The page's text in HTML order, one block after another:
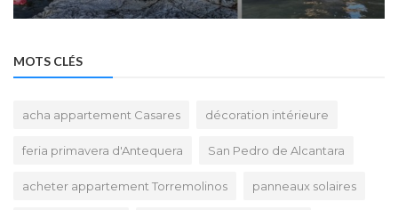
MOTS CLÉS
acha appartement Casares décoration intérieure
feria primavera d'Antequera San Pedro de Alcantara
acheter appartement Torremolinos panneaux solaires